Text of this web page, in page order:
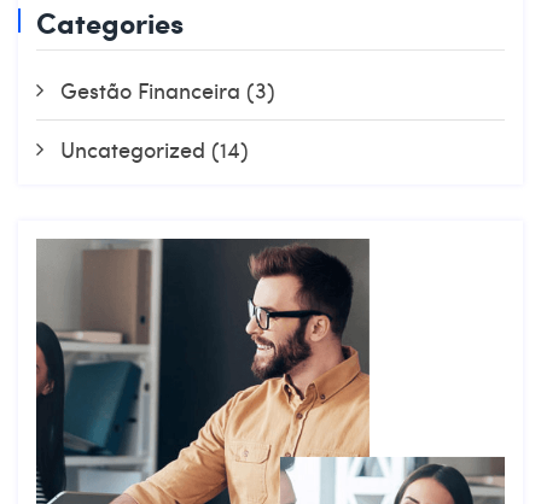
Categories
Gestão Financeira (3)
Uncategorized (14)